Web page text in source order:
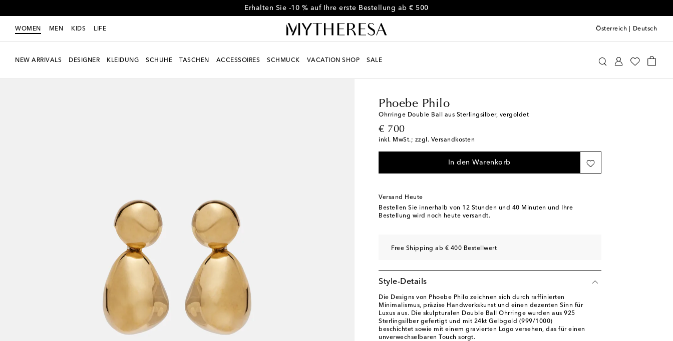
Erhalten Sie -10 % auf Ihre erste Bestellung ab € 500
WOMEN MEN KIDS LIFE Österreich Deutsch
NEW ARRIVALS DESIGNER KLEIDUNG SCHUHE TASCHEN ACCESSOIRES SCHMUCK VACATION SHOP SALE
Phoebe Philo
Ohrringe Double Ball aus Sterlingsilber, vergoldet
€ 700
original price
inkl. MwSt.; zzgl. Versandkosten
In den Warenkorb
Versand Heute
Bestellen Sie innerhalb von 12 Stunden und 40 Minuten und Ihre
Bestellung wird noch heute versandt.
Free Shipping ab € 400 Bestellwert
Style-Details
Die Designs von Phoebe Philo zeichnen sich durch raffinierten
Minimalismus, präzise Handwerkskunst und einen dezenten Sinn für
Luxus aus. Die skulpturalen Double Ball Ohrringe wurden aus 925
Sterlingsilber gefertigt und mit 24kt Gelbgold (999/1000)
beschichtet sowie mit einem gravierten Logo versehen, das für einen
unverwechselbaren Touch sorgt.